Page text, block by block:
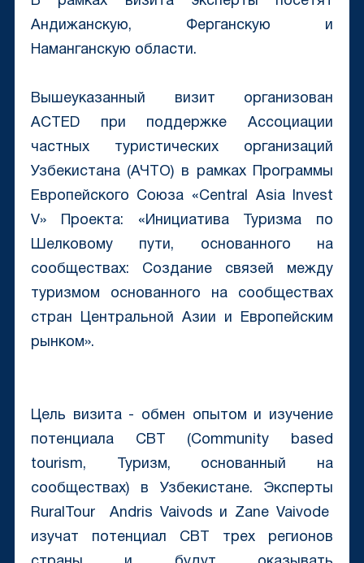
Андижанскую, Ферганскую и
Наманганскую области.
Вышеуказанный визит организован
ACTED при поддержке Ассоциации
частных туристических организаций
Узбекистана (АЧТО) в рамках Программы
Европейского Союза «Central Asia Invest
V» Проекта: «Инициатива Туризма по
Шелковому пути, основанного на
сообществах: Создание связей между
туризмом основанного на сообществах
стран Центральной Азии и Европейским
рынком».
Цель визита - обмен опытом и изучение
потенциала CBT (Community based
tourism, Туризм, основанный на
сообществах) в Узбекистане. Эксперты
RuralTour Andris Vaivods и Zane Vaivode
изучат потенциал CBT трех регионов